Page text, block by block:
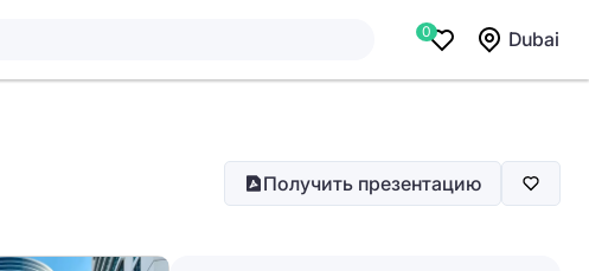
0 Dubai
Получить презентацию